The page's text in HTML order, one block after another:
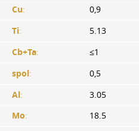
Cu:
0,9
Ti:
5.13
Cb+Ta:
≤1
spol:
0,5
Al:
3.05
Mo:
18.5